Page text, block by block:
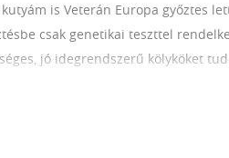
is Veterán Europa győztes
csak genetikai teszttel
jó idegrendszerű kölyköket